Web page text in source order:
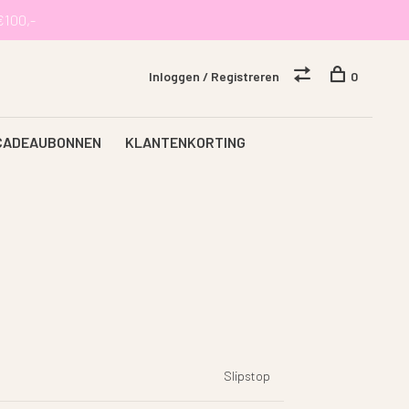
KLANTENKORTING
Inloggen / Registreren 0
Slipstop